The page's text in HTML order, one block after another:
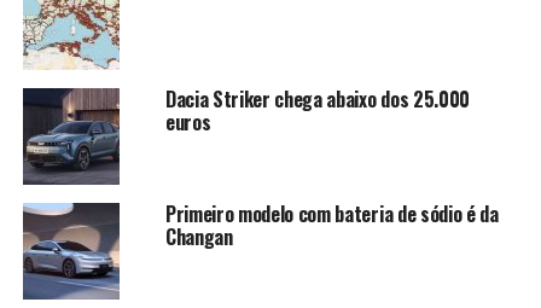
Dacia Striker chega abaixo dos 25.000
euros
Primeiro modelo com bateria de sódio é da
Changan